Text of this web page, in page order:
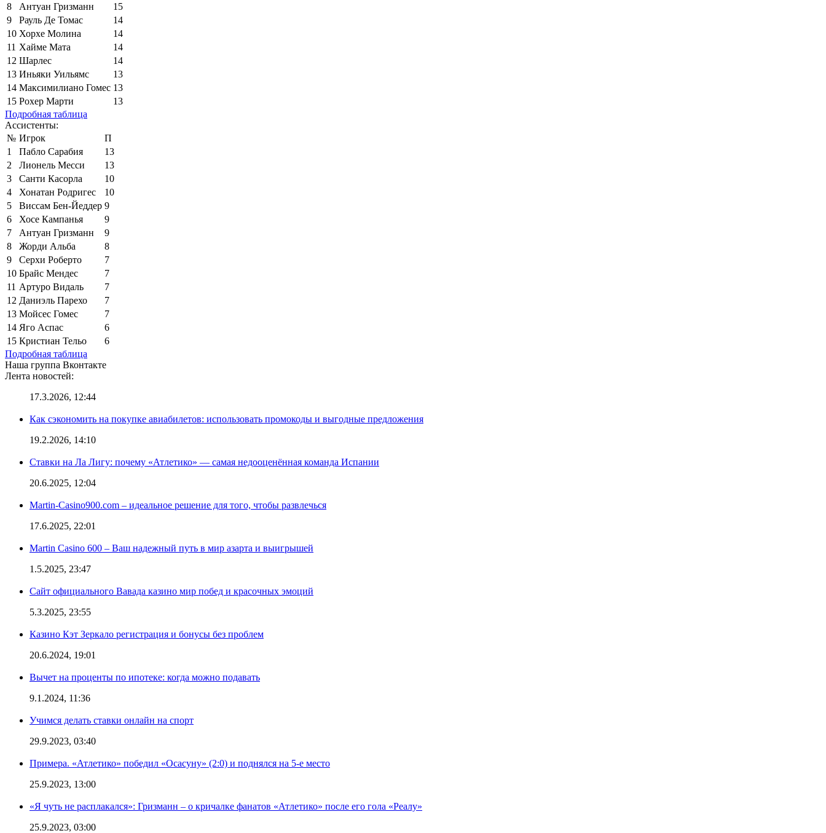
8
Антуан Гризманн
15
9
Рауль Де Томас
14
10 Хорхе Молина
14
11 Хайме Мата
14
12 Шарлес
14
13 Иньяки Уильямс
13
14 Максимилиано Гомес 13
15 Рохер Марти
13
Подробная таблица
Ассистенты:
№ Игрок
П
1
Пабло Сарабия
13
2
Лионель Месси
13
3
Санти Касорла
10
4
Хонатан Родригес
10
5
Виссам Бен-Йеддер 9
6
Хосе Кампанья
9
7
Антуан Гризманн
9
8
Жорди Альба
8
9
Серхи Роберто
7
10 Брайс Мендес
7
11 Артуро Видаль
7
12 Даниэль Парехо
7
13 Мойсес Гомес
7
14 Яго Аспас
6
15 Кристиан Тельо
6
Подробная таблица
Наша группа Вконтакте
Лента новостей:
17.3.2026, 12:44
Как сэкономить на покупке авиабилетов: использовать промокоды и выгодные предложения
19.2.2026, 14:10
Ставки на Ла Лигу: почему «Атлетико» — самая недооценённая команда Испании
20.6.2025, 12:04
Martin-Casino900.com – идеальное решение для того, чтобы развлечься
17.6.2025, 22:01
Martin Casino 600 – Ваш надежный путь в мир азарта и выигрышей
1.5.2025, 23:47
Сайт официального Вавада казино мир побед и красочных эмоций
5.3.2025, 23:55
Казино Кэт Зеркало регистрация и бонусы без проблем
20.6.2024, 19:01
Вычет на проценты по ипотеке: когда можно подавать
9.1.2024, 11:36
Учимся делать ставки онлайн на спорт
29.9.2023, 03:40
Примера. «Атлетико» победил «Осасуну» (2:0) и поднялся на 5-е место
25.9.2023, 13:00
«Я чуть не расплакался»: Гризманн – о кричалке фанатов «Атлетико» после его гола «Реалу»
25.9.2023, 03:00